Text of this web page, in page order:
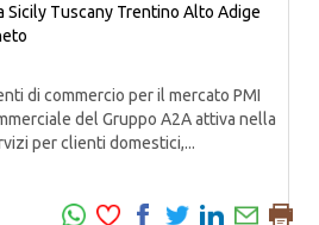
Sicily Tuscany Trentino Alto Adige
di commercio per il mercato PMI
del Gruppo A2A attiva nella
per clienti domestici,...